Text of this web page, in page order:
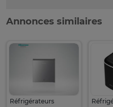
Annonces similaires
Réfrigérateurs